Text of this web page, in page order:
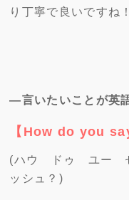
り丁寧で良いですね！
―言いたいことが英
【How do you
(ハウ ドゥ ユー
ッシュ？)